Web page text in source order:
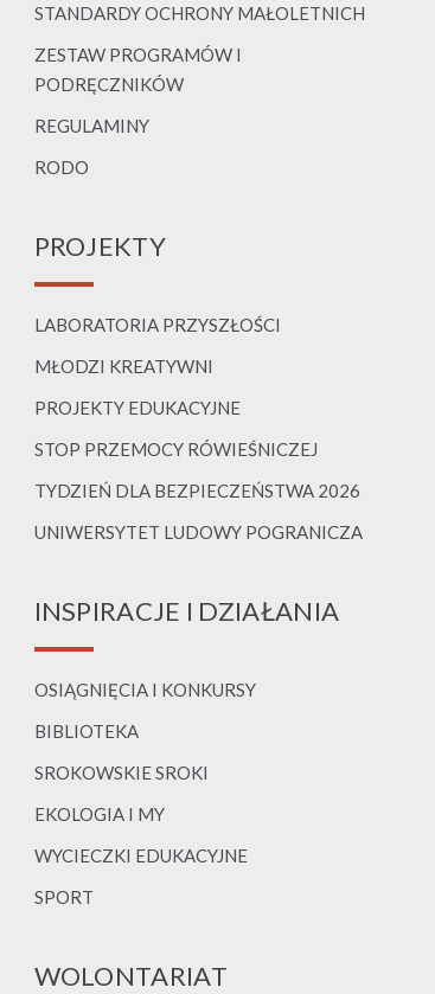
STANDARDY OCHRONY MAŁOLETNICH
ZESTAW PROGRAMÓW I
PODRĘCZNIKÓW
REGULAMINY
RODO
PROJEKTY
LABORATORIA PRZYSZŁOŚCI
MŁODZI KREATYWNI
PROJEKTY EDUKACYJNE
STOP PRZEMOCY RÓWIEŚNICZEJ
TYDZIEŃ DLA BEZPIECZEŃSTWA 2026
UNIWERSYTET LUDOWY POGRANICZA
INSPIRACJE I DZIAŁANIA
OSIĄGNIĘCIA I KONKURSY
BIBLIOTEKA
SROKOWSKIE SROKI
EKOLOGIA I MY
WYCIECZKI EDUKACYJNE
SPORT
WOLONTARIAT